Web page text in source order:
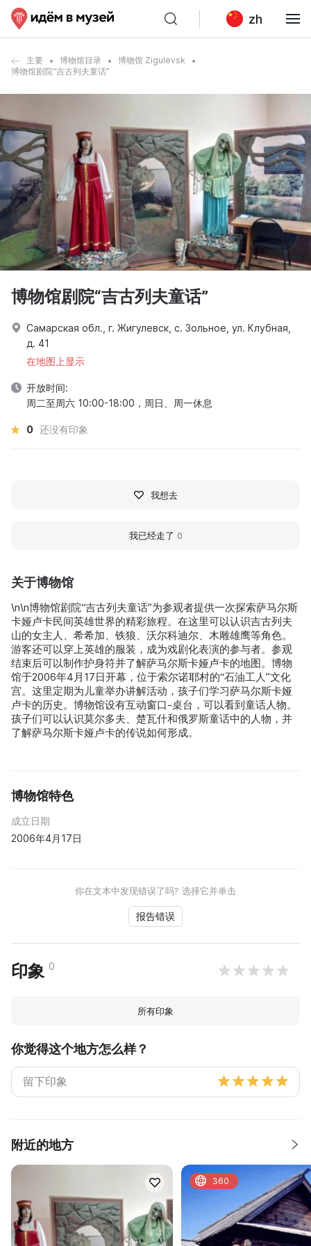
zh
主要 博物馆目录
博物馆 Zigulevsk
博物馆剧院“吉古列夫童话”
关于博物馆
\n\n博物馆剧院“吉古列夫童话”为参观者提供一次探索萨马尔斯
卡娅卢卡民间英雄世界的精彩旅程。在这里可以认识吉古列夫
山的女主人、希希加、铁狼、沃尔科迪尔、木雕雄鹰等角色。
游客还可以穿上英雄的服装，成为戏剧化表演的参与者。参观
结束后可以制作护身符并了解萨马尔斯卡娅卢卡的地图。博物
馆于2006年4月17日开幕，位于索尔诺耶村的“石油工人”文化
宫。这里定期为儿童举办讲解活动，孩子们学习萨马尔斯卡娅
卢卡的历史。博物馆设有互动窗口-桌台，可以看到童话人物。
孩子们可以认识莫尔多夫、楚瓦什和俄罗斯童话中的人物，并
了解萨马尔斯卡娅卢卡的传说如何形成。
博物馆特色
成立日期
2006年4月17日
你在文本中发现错误了吗? 选择它并单击
报告错误
印象 0
所有印象
你觉得这个地方怎么样？
附近的地方
360
博物馆剧院“吉古列夫童话”
Самарская обл., г. Жигулевск, с. Зольное, ул. Клубная,
д. 41
在地图上显示
开放时间:
周二至周六 10:00-18:00，周日、周一休息
0 还没有印象
我想去
我已经走了 0